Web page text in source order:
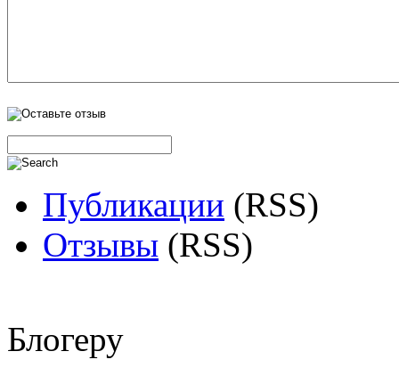
Публикации (RSS)
Отзывы (RSS)
Блогеру